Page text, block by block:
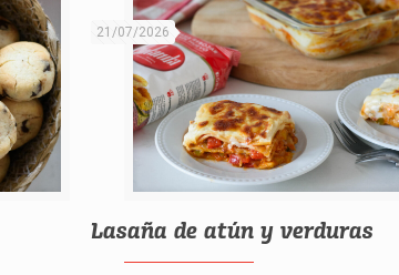
21/07/2026
Lasaña de atún y verduras